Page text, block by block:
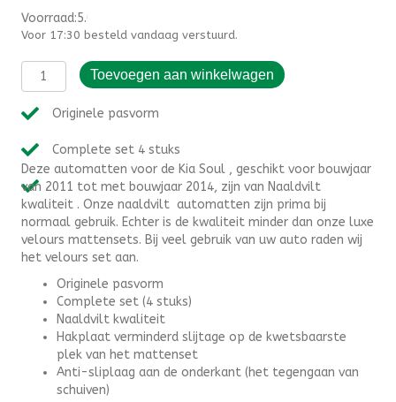
Voorraad:5.000000
Voor 17:30 besteld vandaag verstuurd.
Automatten
Kia
Soul
(2011-
-
Naaldvilt
aantal
Toevoegen aan winkelwagen
Originele pasvorm
Complete set 4 stuks
Deze automatten voor de Kia Soul , geschikt voor bouwjaar
van 2011 tot met bouwjaar 2014, zijn van Naaldvilt
kwaliteit . Onze naaldvilt automatten zijn prima bij
normaal gebruik. Echter is de kwaliteit minder dan onze luxe
velours mattensets. Bij veel gebruik van uw auto raden wij
het velours set aan.
Originele pasvorm
Complete set (4 stuks)
Naaldvilt kwaliteit
Hakplaat verminderd slijtage op de kwetsbaarste
plek van het mattenset
Anti-sliplaag aan de onderkant (het tegengaan van
schuiven)